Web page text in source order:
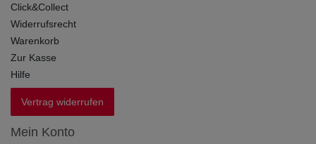
Click&Collect
Widerrufsrecht
Warenkorb
Zur Kasse
Hilfe
Vertrag widerrufen
Mein Konto